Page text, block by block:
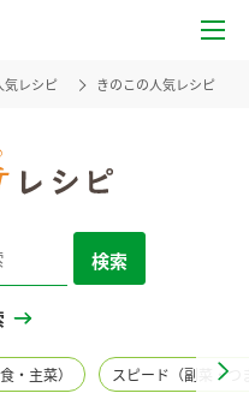
気レシピ きのこの人気レシピ
検索
・主菜） スピード（副菜・つ